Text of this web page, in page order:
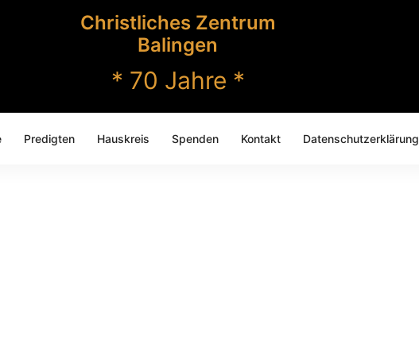
Christliches Zentrum
Balingen
* 70 Jahre *
Predigten Hauskreis Spenden Kontakt Datenschutzerklärung